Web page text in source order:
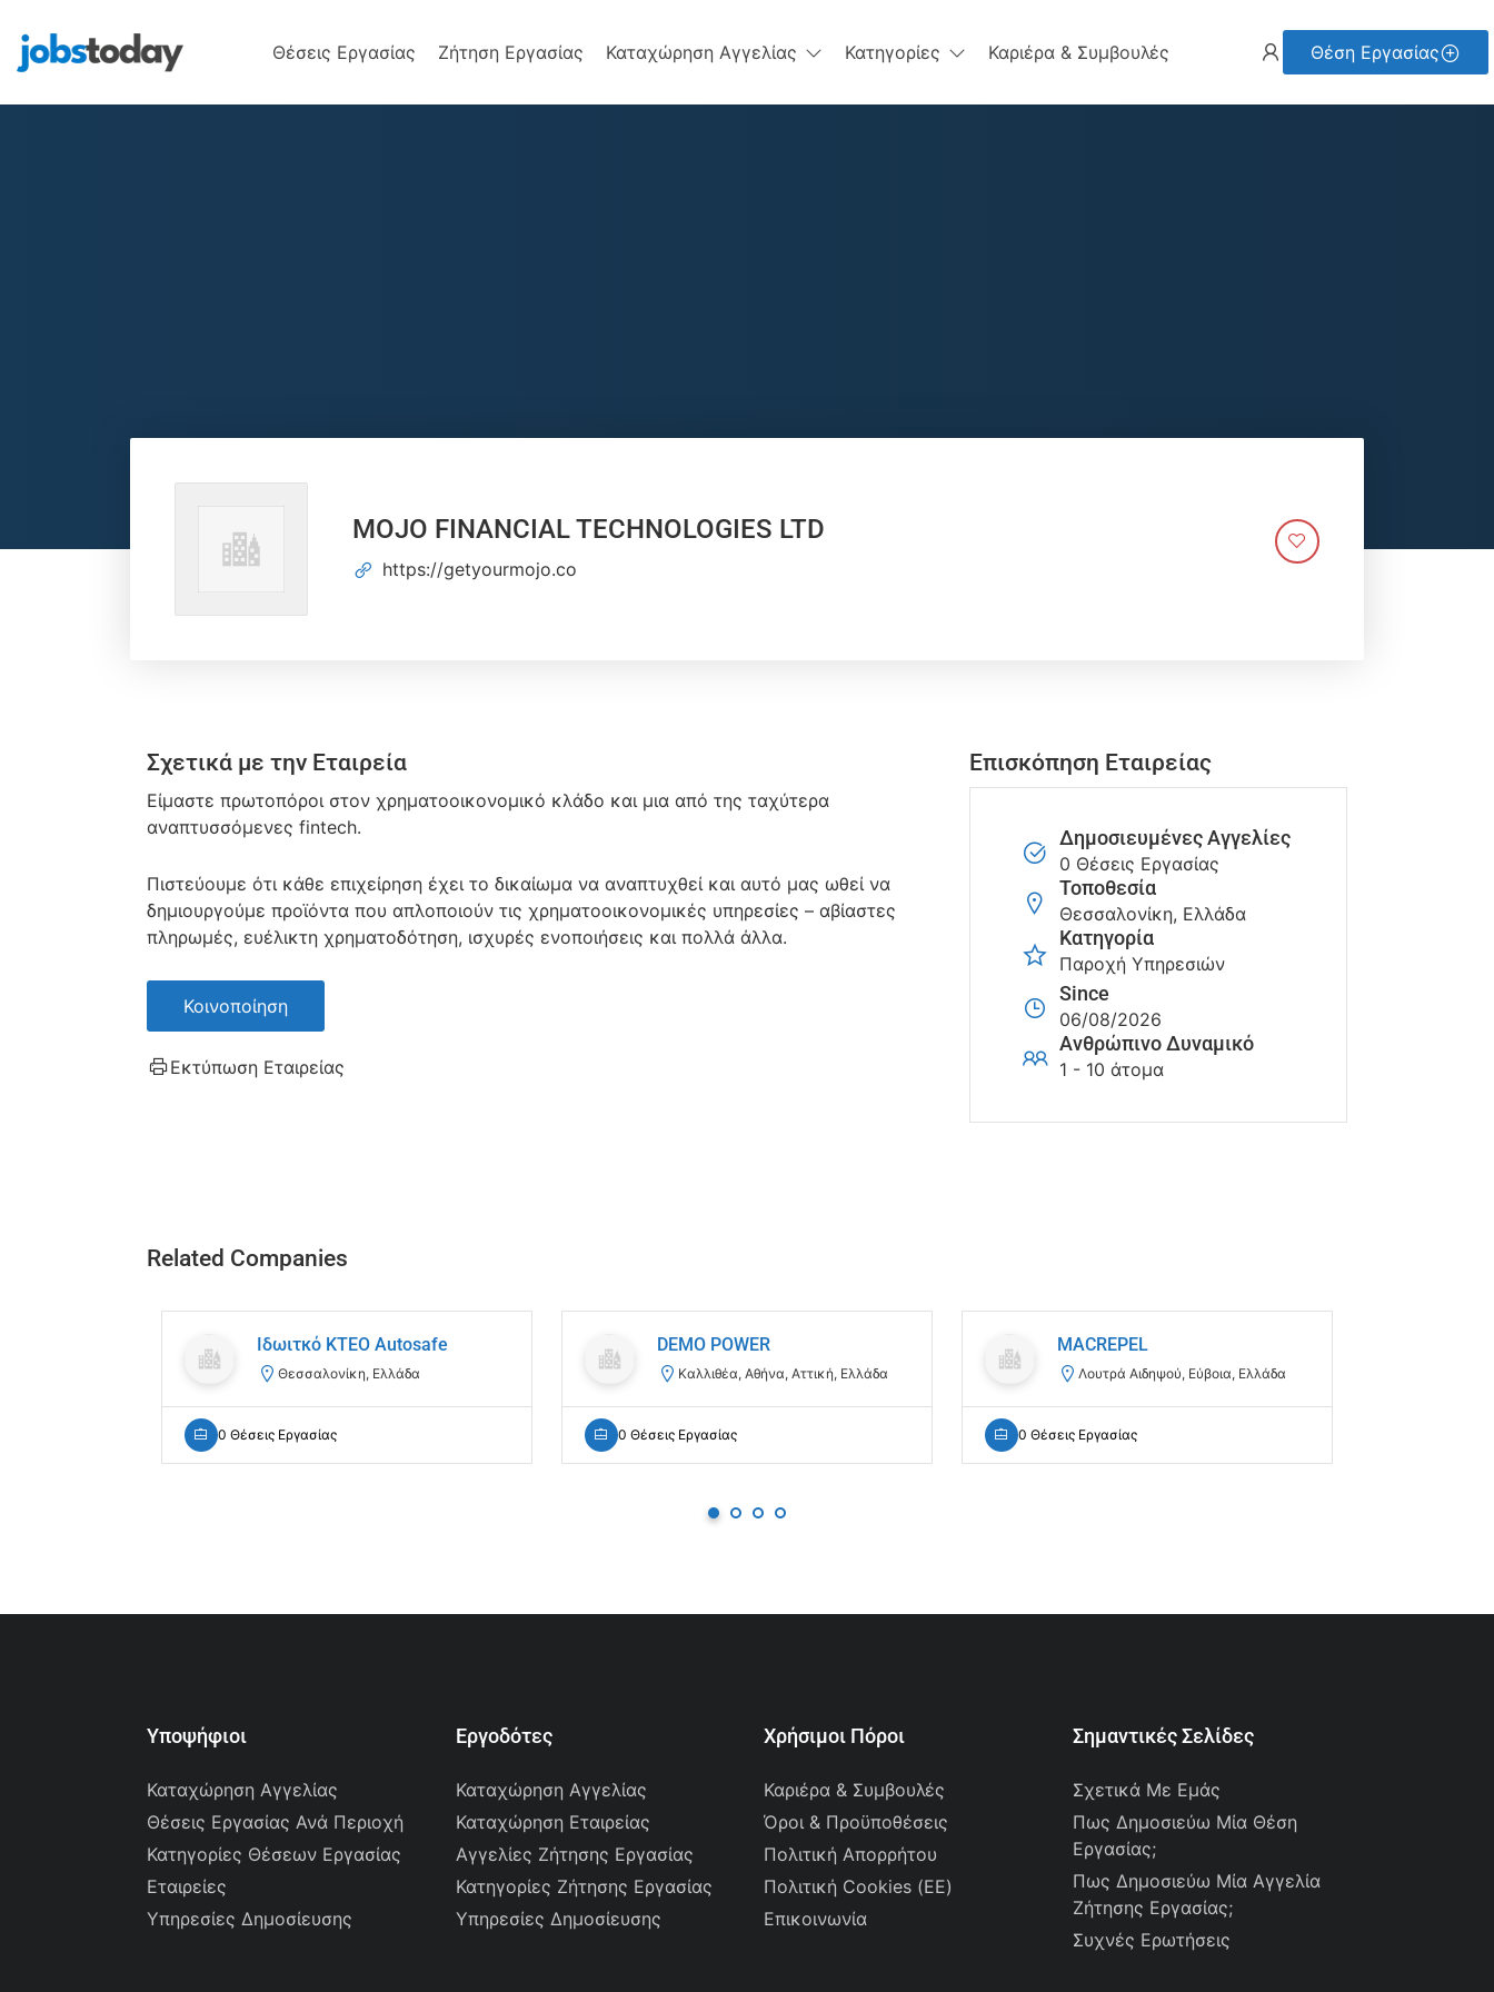
Θέσεις Εργασίας Ζήτηση Εργασίας Καταχώρηση Αγγελίας Κατηγορίες Καριέρα & Συμβουλές Θέση Εργασίας
MOJO FINANCIAL TECHNOLOGIES LTD
https://getyourmojo.co
Σχετικά με την Εταιρεία
Είμαστε πρωτοπόροι στον χρηματοοικονομικό κλάδο και μια από της ταχύτερα
αναπτυσσόμενες fintech.
Πιστεύουμε ότι κάθε επιχείρηση έχει το δικαίωμα να αναπτυχθεί και αυτό μας ωθεί να
δημιουργούμε προϊόντα που απλοποιούν τις χρηματοοικονομικές υπηρεσίες – αβίαστες
πληρωμές, ευέλικτη χρηματοδότηση, ισχυρές ενοποιήσεις και πολλά άλλα.
Κοινοποίηση
Εκτύπωση Εταιρείας
Επισκόπηση Εταιρείας
Δημοσιευμένες Αγγελίες
0 Θέσεις Εργασίας
Τοποθεσία
Θεσσαλονίκη, Ελλάδα
Κατηγορία
Παροχή Υπηρεσιών
Since
06/08/2026
Ανθρώπινο Δυναμικό
1 - 10 άτομα
Related Companies
Ιδωιτκό ΚΤΕΟ Autosafe
Θεσσαλονίκη, Ελλάδα
0 Θέσεις Εργασίας
DEMO POWER
Καλλιθέα, Αθήνα, Αττική, Ελλάδα
0 Θέσεις Εργασίας
MACREPEL
Λουτρά Αιδηψού, Εύβοια, Ελλάδα
0 Θέσεις Εργασίας
Υποψήφιοι
Καταχώρηση Αγγελίας
Θέσεις Εργασίας Ανά Περιοχή
Κατηγορίες Θέσεων Εργασίας
Εταιρείες
Υπηρεσίες Δημοσίευσης
Εργοδότες
Καταχώρηση Αγγελίας
Καταχώρηση Εταιρείας
Αγγελίες Ζήτησης Εργασίας
Κατηγορίες Ζήτησης Εργασίας
Υπηρεσίες Δημοσίευσης
Χρήσιμοι Πόροι
Καριέρα & Συμβουλές
Όροι & Προϋποθέσεις
Πολιτική Απορρήτου
Πολιτική Cookies (ΕΕ)
Επικοινωνία
Σημαντικές Σελίδες
Σχετικά Με Εμάς
Πως Δημοσιεύω Μία Θέση
Εργασίας;
Πως Δημοσιεύω Μία Αγγελία
Ζήτησης Εργασίας;
Συχνές Ερωτήσεις